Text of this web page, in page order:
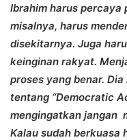
Ibrahim harus percaya
misalnya, harus
disekitarnya. Juga
keinginan rakyat.
proses yang benar.
tentang “Democratic
mengingatkan jangan
Kalau sudah berkuasa